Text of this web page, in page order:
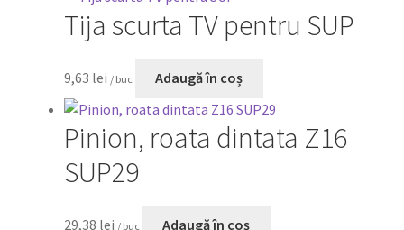
Tija scurta TV pentru SUP
9,63 lei / buc Adaugă în coș
Pinion, roata dintata Z16
SUP29
29,38 lei / buc Adaugă în coș